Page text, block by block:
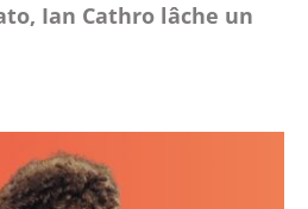
Ian Cathro lâche un